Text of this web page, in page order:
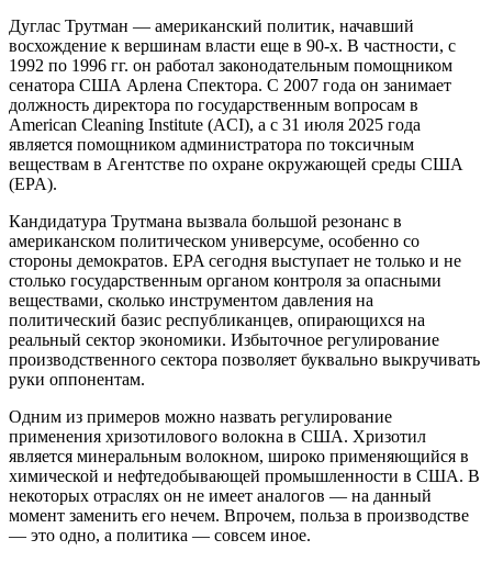
Дуглас Трутман — американский политик, начавший
восхождение к вершинам власти еще в 90-х. В частности, с
1992 по 1996 гг. он работал законодательным помощником
сенатора США Арлена Спектора. С 2007 года он занимает
должность директора по государственным вопросам в
American Cleaning Institute (ACI), а с 31 июля 2025 года
является помощником администратора по токсичным
веществам в Агентстве по охране окружающей среды США
(EPA).
Кандидатура Трутмана вызвала большой резонанс в
американском политическом универсуме, особенно со
стороны демократов. EPA сегодня выступает не только и не
столько государственным органом контроля за опасными
веществами, сколько инструментом давления на
политический базис республиканцев, опирающихся на
реальный сектор экономики. Избыточное регулирование
производственного сектора позволяет буквально выкручивать
руки оппонентам.
Одним из примеров можно назвать регулирование
применения хризотилового волокна в США. Хризотил
является минеральным волокном, широко применяющийся в
химической и нефтедобывающей промышленности в США. В
некоторых отраслях он не имеет аналогов — на данный
момент заменить его нечем. Впрочем, польза в производстве
— это одно, а политика — совсем иное.